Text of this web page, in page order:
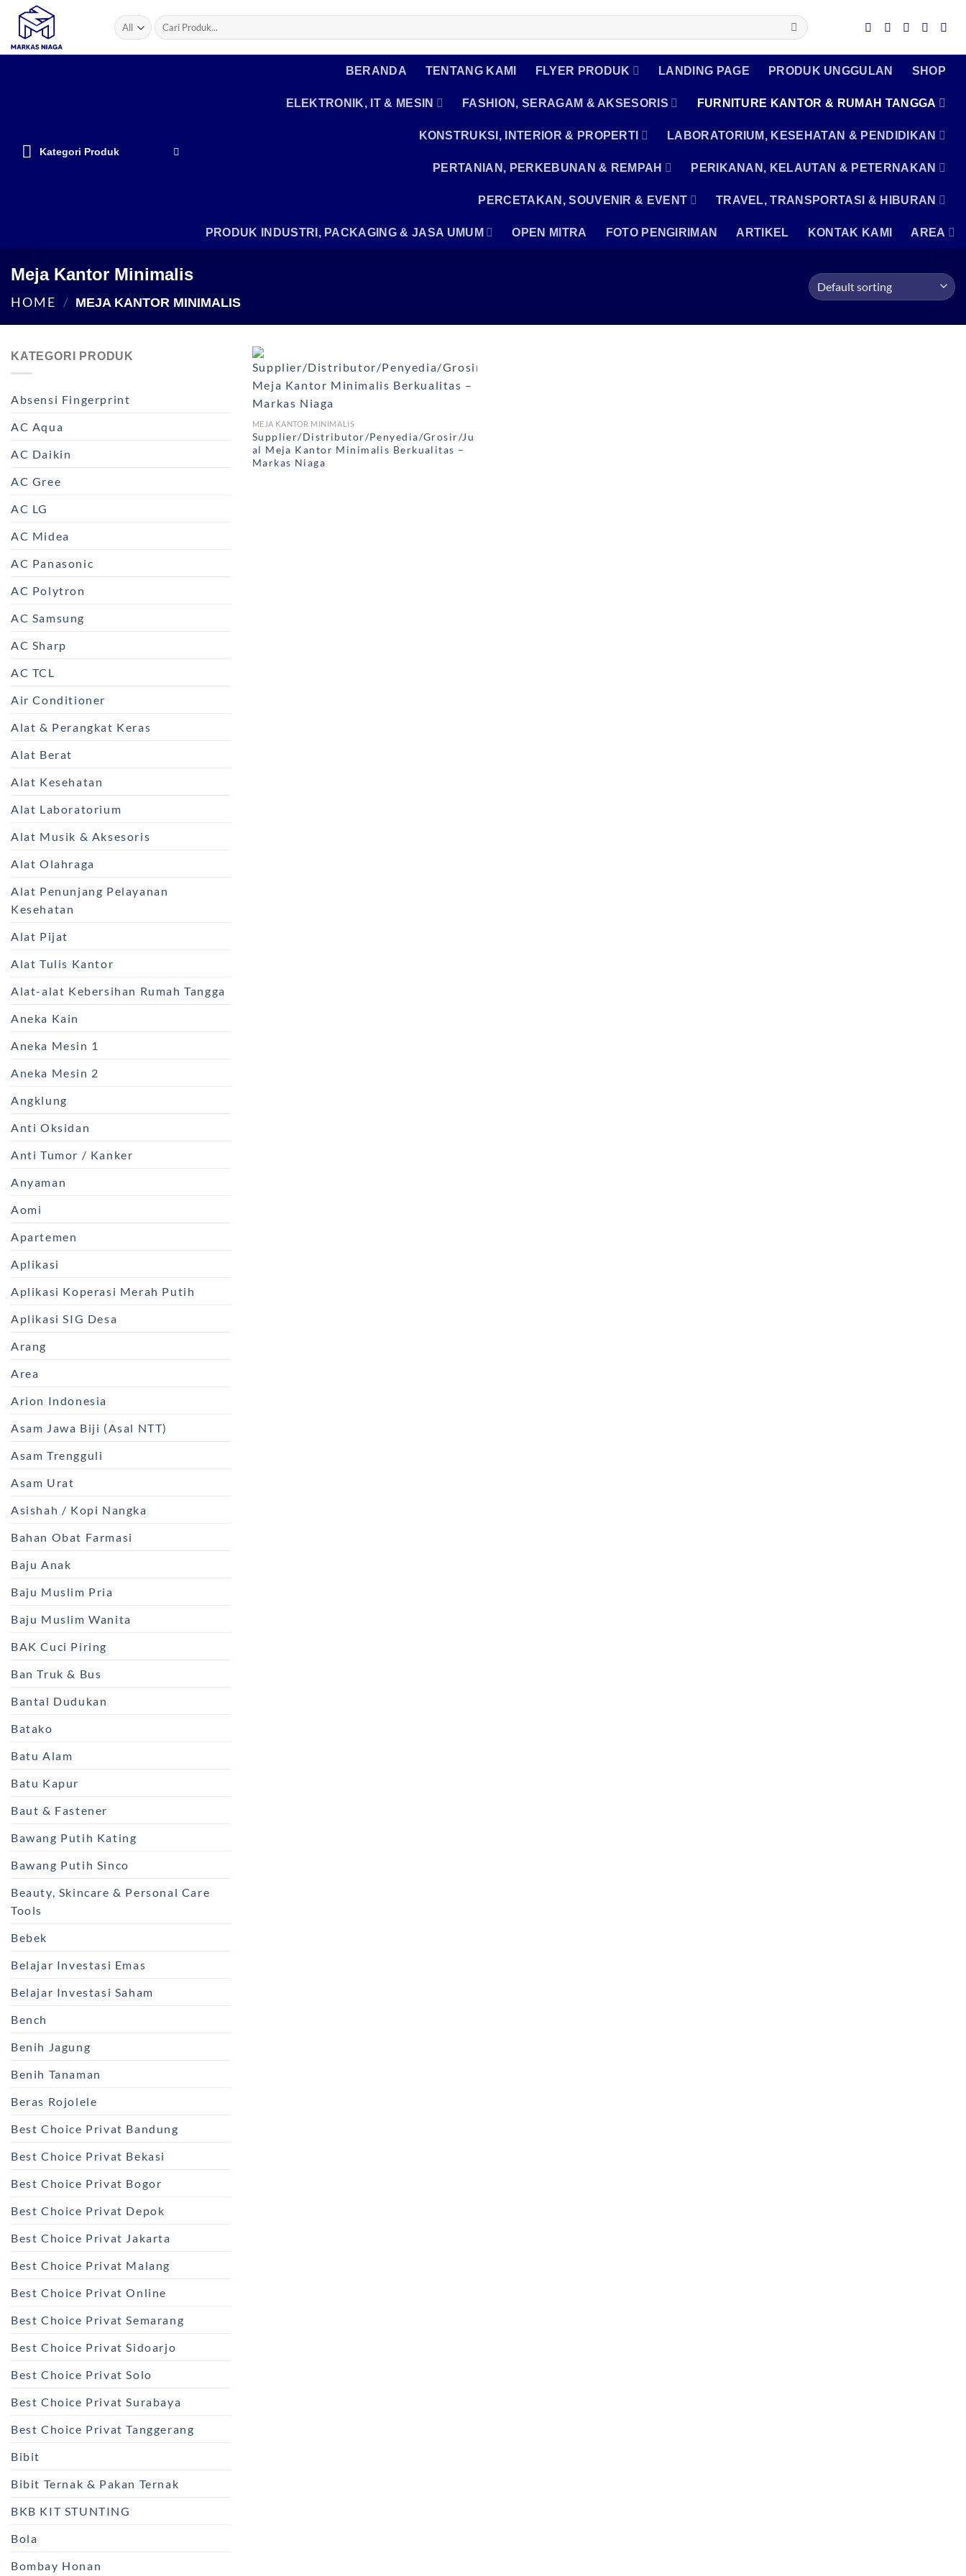
Skip
content
Search
for:
Kategori Produk
BERANDA TENTANG KAMI FLYER PRODUK LANDING PAGE PRODUK UNGGULAN SHOP
ELEKTRONIK, IT & MESIN FASHION, SERAGAM & AKSESORIS FURNITURE KANTOR & RUMAH TANGGA
KONSTRUKSI, INTERIOR & PROPERTI LABORATORIUM, KESEHATAN & PENDIDIKAN
PERTANIAN, PERKEBUNAN & REMPAH PERIKANAN, KELAUTAN & PETERNAKAN
PERCETAKAN, SOUVENIR & EVENT TRAVEL, TRANSPORTASI & HIBURAN
PRODUK INDUSTRI, PACKAGING & JASA UMUM OPEN MITRA FOTO PENGIRIMAN ARTIKEL KONTAK KAMI AREA
Meja Kantor Minimalis
HOME / MEJA KANTOR MINIMALIS
KATEGORI PRODUK
Absensi Fingerprint
AC Aqua
AC Daikin
AC Gree
AC LG
AC Midea
AC Panasonic
AC Polytron
AC Samsung
AC Sharp
AC TCL
Air Conditioner
Alat & Perangkat Keras
Alat Berat
Alat Kesehatan
Alat Laboratorium
Alat Musik & Aksesoris
Alat Olahraga
Alat Penunjang Pelayanan
Kesehatan
Alat Pijat
Alat Tulis Kantor
Alat-alat Kebersihan Rumah Tangga
Aneka Kain
Aneka Mesin 1
Aneka Mesin 2
Angklung
Anti Oksidan
Anti Tumor / Kanker
Anyaman
Aomi
Apartemen
Aplikasi
Aplikasi Koperasi Merah Putih
Aplikasi SIG Desa
Arang
Area
Arion Indonesia
Asam Jawa Biji (Asal NTT)
Asam Trengguli
Asam Urat
Asishah / Kopi Nangka
Bahan Obat Farmasi
Baju Anak
Baju Muslim Pria
Baju Muslim Wanita
BAK Cuci Piring
Ban Truk & Bus
Bantal Dudukan
Batako
Batu Alam
Batu Kapur
Baut & Fastener
Bawang Putih Kating
Bawang Putih Sinco
Beauty, Skincare & Personal Care
Tools
Bebek
Belajar Investasi Emas
Belajar Investasi Saham
Bench
Benih Jagung
Benih Tanaman
Beras Rojolele
Best Choice Privat Bandung
Best Choice Privat Bekasi
Best Choice Privat Bogor
Best Choice Privat Depok
Best Choice Privat Jakarta
Best Choice Privat Malang
Best Choice Privat Online
Best Choice Privat Semarang
Best Choice Privat Sidoarjo
Best Choice Privat Solo
Best Choice Privat Surabaya
Best Choice Privat Tanggerang
Bibit
Bibit Ternak & Pakan Ternak
BKB KIT STUNTING
Bola
Bombay Honan
MEJA KANTOR MINIMALIS
Supplier/Distributor/Penyedia/Grosir/Ju
al Meja Kantor Minimalis Berkualitas –
Markas Niaga